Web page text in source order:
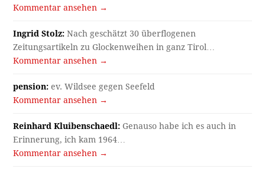
Kommentar ansehen →
Ingrid Stolz: Nach geschätzt 30 überflogenen
Zeitungsartikeln zu Glockenweihen in ganz Tirol…
Kommentar ansehen →
pension: ev. Wildsee gegen Seefeld
Kommentar ansehen →
Reinhard Kluibenschaedl: Genauso habe ich es auch in
Erinnerung, ich kam 1964…
Kommentar ansehen →